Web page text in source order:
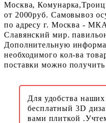
Москва,
от 2000руб. Самовывоз
по адресу г. Москва -
Славянский мир.
Дополнительную
необходимого кол-ва
поставки можно
Для удобства
бесплатный 3D
вами плиткой